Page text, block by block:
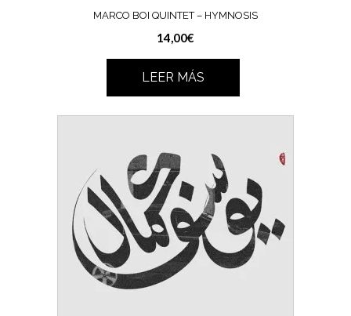
MARCO BOI QUINTET – HYMNOSIS
14,00€
LEER MÁS